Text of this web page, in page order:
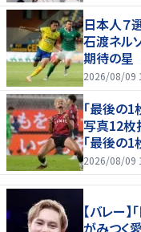
日本人７
石渡ネル
期待の星
2026/08/09
｢最後の
写真12枚
｢最後の1
んだけ好
2026/08/09
【バレー